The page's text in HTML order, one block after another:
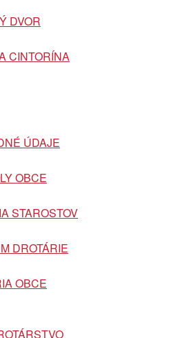
DVOR
CINTORÍNA
ÚDAJE
OBCE
STAROSTOV
DROTÁRIE
OBCE